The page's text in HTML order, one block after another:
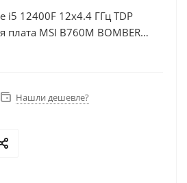
i5 12400F 12x4.4 ГГц TDP
плата MSI B760M BOMBER
RTX 4080S 16Гб, Память
Нашли дешевле?